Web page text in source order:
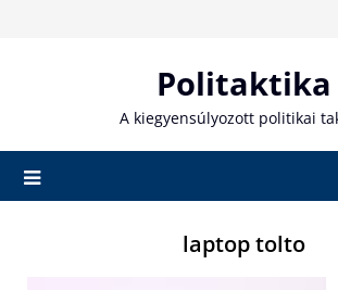
Politaktika
A kiegyensúlyozott politikai
laptop tolto